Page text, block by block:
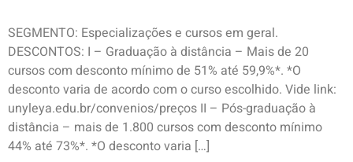
SEGMENTO: Especializações e cursos em geral.
DESCONTOS: I – Graduação à distância – Mais de 20
cursos com desconto mínimo de 51% até 59,9%*. *O
desconto varia de acordo com o curso escolhido. Vide link:
unyleya.edu.br/convenios/preços II – Pós-graduação à
distância – mais de 1.800 cursos com desconto mínimo
44% até 73%*. *O desconto varia […]